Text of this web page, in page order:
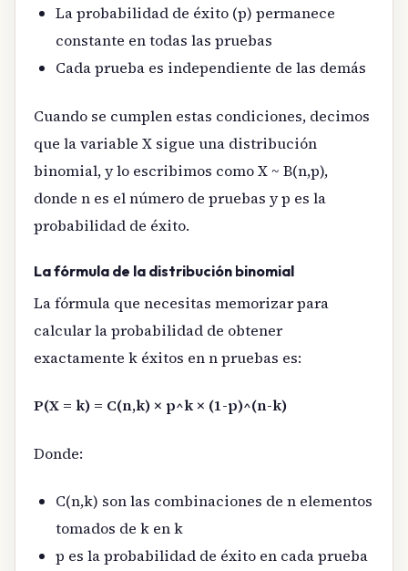
La probabilidad de éxito (p) permanece
constante en todas las pruebas
Cada prueba es independiente de las demás
Cuando se cumplen estas condiciones, decimos
que la variable X sigue una distribución
binomial, y lo escribimos como X ~ B(n,p),
donde n es el número de pruebas y p es la
probabilidad de éxito.
La fórmula de la distribución binomial
La fórmula que necesitas memorizar para
calcular la probabilidad de obtener
exactamente k éxitos en n pruebas es:
P(X = k) = C(n,k) × p^k × (1-p)^(n-k)
Donde:
C(n,k) son las combinaciones de n elementos
tomados de k en k
p es la probabilidad de éxito en cada prueba